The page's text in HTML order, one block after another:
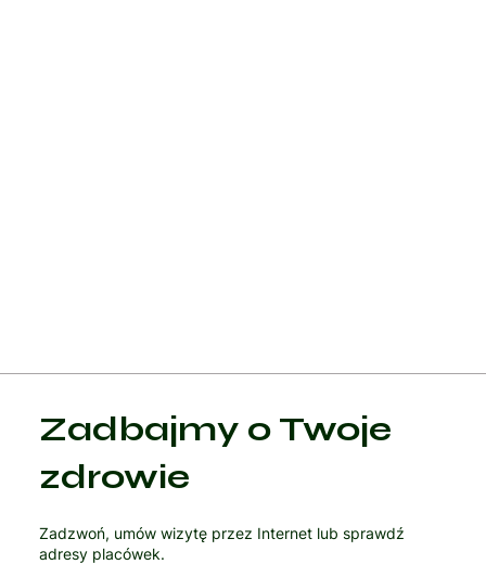
Zadbajmy o Twoje
zdrowie
Zadzwoń, umów wizytę przez Internet lub sprawdź
adresy placówek.